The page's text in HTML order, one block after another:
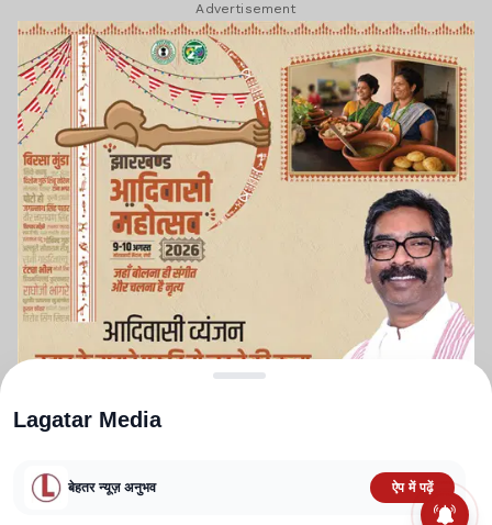
Advertisement
Lagatar Media
बेहतर न्यूज़ अनुभव ऐप में पढ़ें